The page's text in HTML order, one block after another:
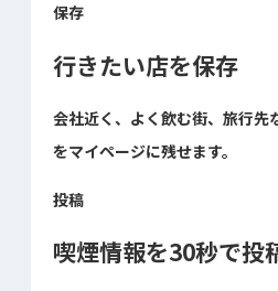
保存
行きたい店を保存
会社近く、よく飲む街、旅行先
をマイページに残せます。
投稿
喫煙情報を30秒で投